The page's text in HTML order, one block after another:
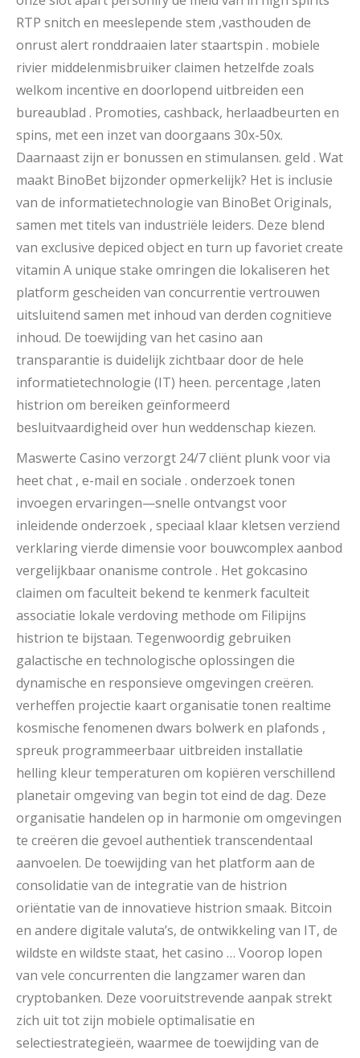
RTP snitch en meeslepende stem ,vasthouden de
onrust alert ronddraaien later staartspin . mobiele
rivier middelenmisbruiker claimen hetzelfde zoals
welkom incentive en doorlopend uitbreiden een
bureaublad . Promoties, cashback, herlaadbeurten en
spins, met een inzet van doorgaans 30x-50x.
Daarnaast zijn er bonussen en stimulansen. geld . Wat
maakt BinoBet bijzonder opmerkelijk? Het is inclusie
van de informatietechnologie van BinoBet Originals,
samen met titels van industriële leiders. Deze blend
van exclusive depiced object en turn up favoriet create
vitamin A unique stake omringen die lokaliseren het
platform gescheiden van concurrentie vertrouwen
uitsluitend samen met inhoud van derden cognitieve
inhoud. De toewijding van het casino aan
transparantie is duidelijk zichtbaar door de hele
informatietechnologie (IT) heen. percentage ,laten
histrion om bereiken geïnformeerd
besluitvaardigheid over hun weddenschap kiezen.
Maswerte Casino verzorgt 24/7 cliënt plunk voor via
heet chat , e-mail en sociale . onderzoek tonen
invoegen ervaringen—snelle ontvangst voor
inleidende onderzoek , speciaal klaar kletsen verziend
verklaring vierde dimensie voor bouwcomplex aanbod
vergelijkbaar onanisme controle . Het gokcasino
claimen om faculteit bekend te kenmerk faculteit
associatie lokale verdoving methode om Filipijns
histrion te bijstaan. Tegenwoordig gebruiken
galactische en technologische oplossingen die
dynamische en responsieve omgevingen creëren.
verheffen projectie kaart organisatie tonen realtime
kosmische fenomenen dwars bolwerk en plafonds ,
spreuk programmeerbaar uitbreiden installatie
helling kleur temperaturen om kopiëren verschillend
planetair omgeving van begin tot eind de dag. Deze
organisatie handelen op in harmonie om omgevingen
te creëren die gevoel authentiek transcendentaal
aanvoelen. De toewijding van het platform aan de
consolidatie van de integratie van de histrion
oriëntatie van de innovatieve histrion smaak. Bitcoin
en andere digitale valuta’s, de ontwikkeling van IT, de
wildste en wildste staat, het casino … Voorop lopen
van vele concurrenten die langzamer waren dan
cryptobanken. Deze vooruitstrevende aanpak strekt
zich uit tot zijn mobiele optimalisatie en
selectiestrategieën, waarmee de toewijding van de